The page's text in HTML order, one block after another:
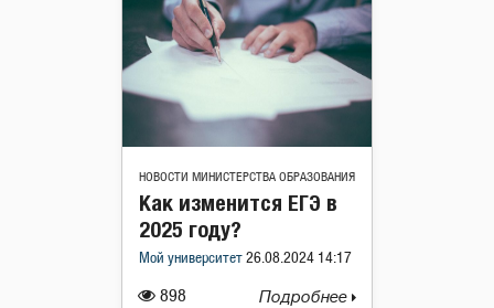
НОВОСТИ МИНИСТЕРСТВА ОБРАЗОВАНИЯ
898
Как изменится ЕГЭ в
2025 году?
Мой университет 26.08.2024 14:17
Подробнее